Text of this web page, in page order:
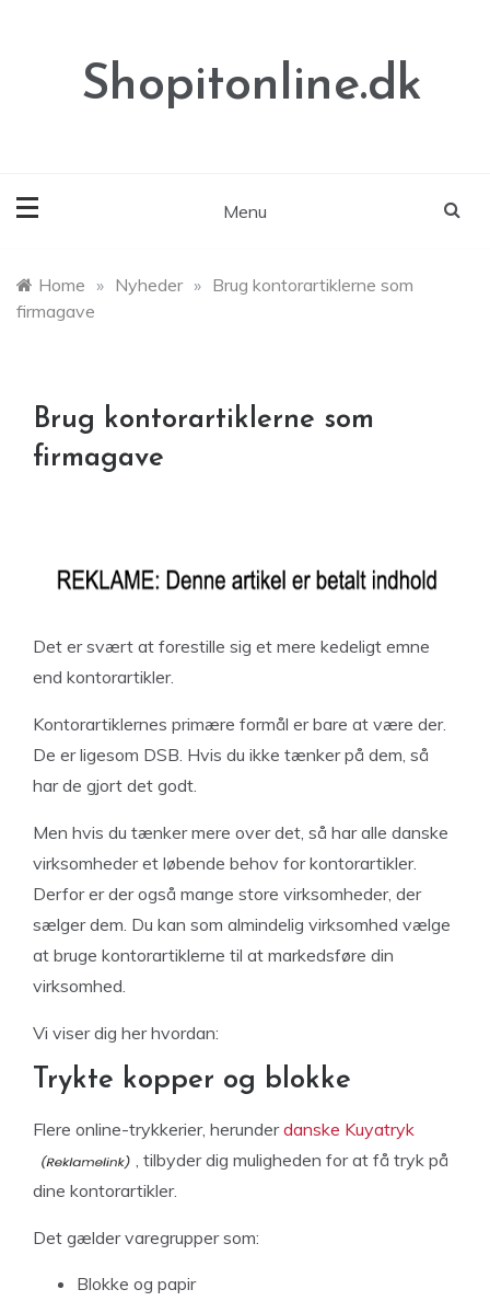
Shopitonline.dk
Menu
Home » Nyheder » Brug kontorartiklerne som
firmagave
Brug kontorartiklerne som
firmagave
Det er svært at forestille sig et mere kedeligt emne
end kontorartikler.
Kontorartiklernes primære formål er bare at være der.
De er ligesom DSB. Hvis du ikke tænker på dem, så
har de gjort det godt.
Men hvis du tænker mere over det, så har alle danske
virksomheder et løbende behov for kontorartikler.
Derfor er der også mange store virksomheder, der
sælger dem. Du kan som almindelig virksomhed vælge
at bruge kontorartiklerne til at markedsføre din
virksomhed.
Vi viser dig her hvordan:
Trykte kopper og blokke
Flere online-trykkerier, herunderdanske Kuyatryk
, tilbyder dig muligheden for at få tryk på
dine kontorartikler.
Det gælder varegrupper som:
Blokke og papir